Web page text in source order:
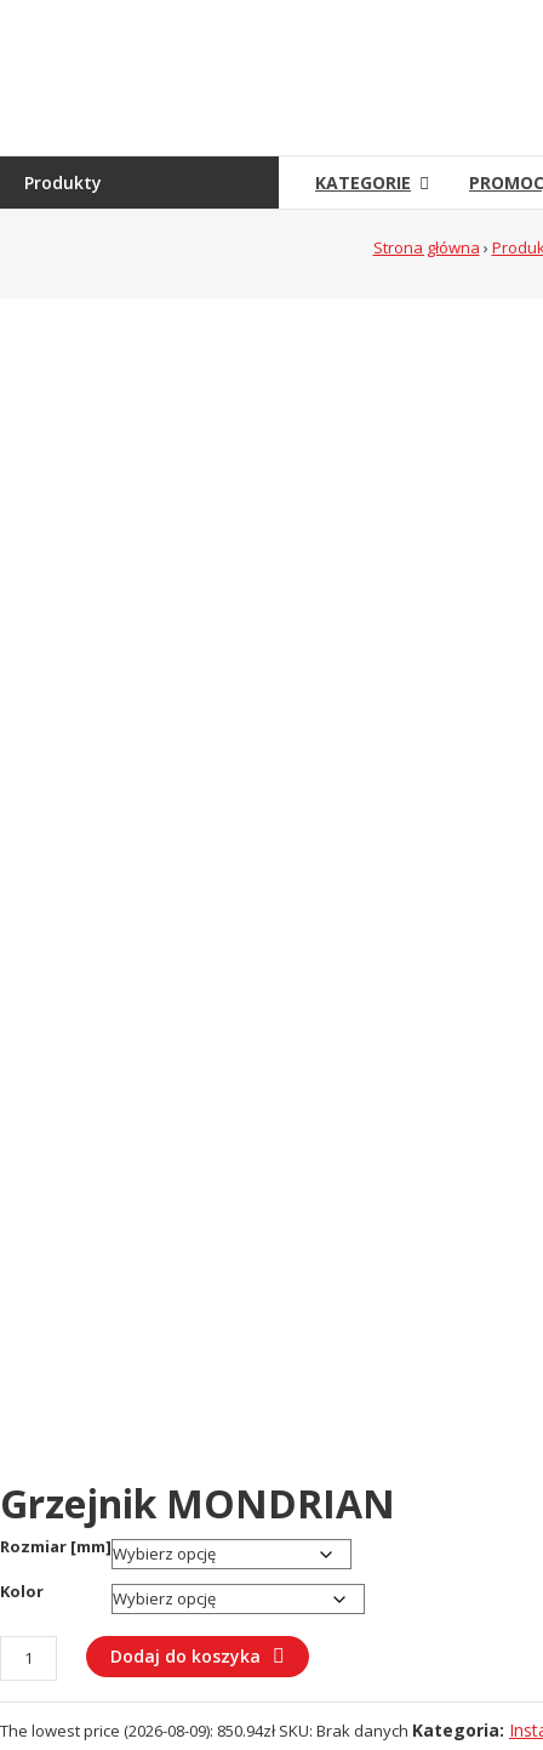
internetowy
Produkty KATEGORIE
Strona główna ›
Grzejnik MONDRIAN
Rozmiar [mm]
Kolor
ilość
Grzejnik
MONDRIAN
Dodaj do koszyka
The lowest price (2026-08-09): 850.94zł SKU: Brak danych Kategoria: